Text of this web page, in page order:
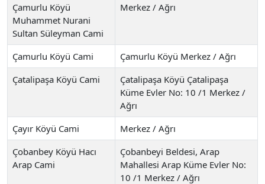
Çamurlu Köyü
Muhammet Nurani
Sultan Süleyman Cami
Merkez / Ağrı
Çamurlu Köyü Cami
Çamurlu Köyü Merkez / Ağrı
Çatalipaşa Köyü Cami
Çatalipaşa Köyü Çatalipaşa
Küme Evler No: 10 /1 Merkez /
Ağrı
Çayır Köyü Cami
Merkez / Ağrı
Çobanbey Köyü Hacı
Arap Cami
Çobanbeyi Beldesi, Arap
Mahallesi Arap Küme Evler No:
10 /1 Merkez / Ağrı